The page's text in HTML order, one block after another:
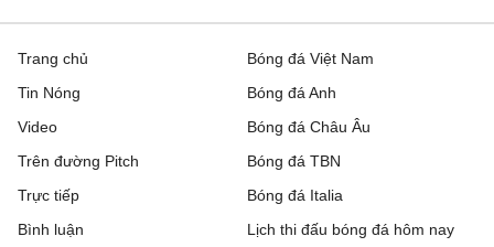
0 - 3 Saint-Etien
VĐQG Bồ Đào Nha, Hôm nay - 09/08
Vitoria de Guimaraes
VĐQG Argentina, Hôm nay - 09/08
Trang chủ
Tin Nóng
Video
Trên đường Pitch
Trực tiếp
Bóng đá Việt Nam
Bóng đá Anh
Bóng đá Châu Âu
Bóng đá TBN
Bóng đá Italia
Bình luận
Lịch thi đấu bóng đá hôm nay